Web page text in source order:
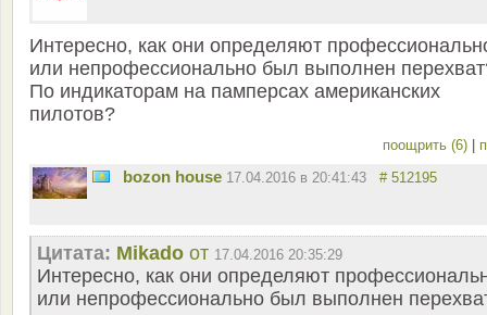
Интересно, как они определяют
или непрофессионально был выполнен
По индикаторам на памперсах американских
пилотов?
поощрить (6) |
bozon house 17.04.2016 в 20:41:43 # 512195
Цитата: Mikado от 17.04.2016 20:35:29
Интересно, как они определяют
или непрофессионально был выполнен